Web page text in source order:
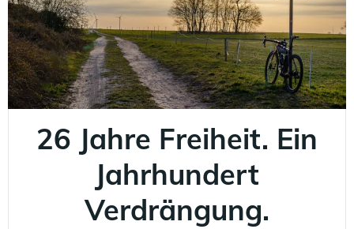
26 Jahre Freiheit. Ein
Jahrhundert
Verdrängung.